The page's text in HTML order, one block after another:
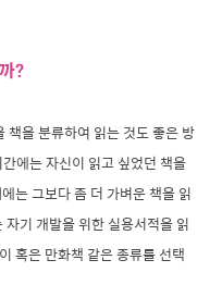
?
책을 분류하여 읽는 것도 좋은 방
에는 자신이 읽고 싶었던 책을
는 그보다 좀 더 가벼운 책을 읽
기 개발을 위한 실용서적을 읽
혹은 만화책 같은 종류를 선택